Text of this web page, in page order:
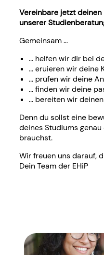
Vereinbare jetzt
unserer
Gemeinsam ...
... helfen wir dir bei
... eruieren wir deine
... prüfen wir deine
... finden wir deine
... bereiten wir
Denn du sollst eine
deines Studiums
brauchst.
Wir freuen uns darauf,
Dein Team der EHiP